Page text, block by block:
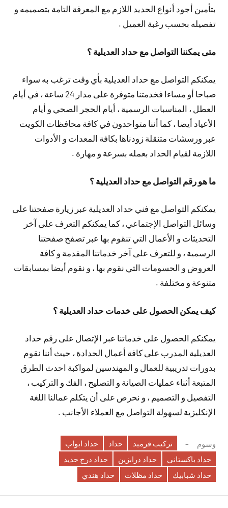
بتأمين أجود أنواع الحديد اللازم مع المعرفة التامة بتصميمه و
تفصيله بحسب رغبة العميل .
متى يمكننا التواصل مع حداد العديلية ؟
يمكنكم التواصل مع حداد العديلية بأي وقت ترغب به سواء
صباحا أو مساءا فخدمتنا متوفرة على مدار 24 ساعة ، في أيام
العطل ، المناسبات الرسمية ، أيام الحجر الصحي و أيام
الأعياد أيضا ، كما أننا متواحدون في كافة محافظات الكويت
عبر ورسشات متنقلة زودناها بكافة المعدات و الأدوات
اللازمة لقيام الحداد بعمله بسرعة و مهارة .
ما هو رقم التواصل مع حداد العديلية ؟
يمكنكم التواصل مع فني حداد العديلية عبر زيارة صفحتنا على
وسائل التواصل الإجتماعي ، كما يمكنكم التعرف على آخر
التحديثات و الأعمال التي تنقوم بها عبر تصفح صفحتنا
الرسمية ، و للتعرف على آخر خدماتنا المقدمة و كافة
العروض و الحسومات التي نقوم بها ، و نقوم أيضا بمسابقات
متنوعة و مختلفة .
كيف يمكن الحصول على خدمات حداد العديلية ؟
يمكنكم الحصول على خدماتنا عبر الإتصال على رقم حداد
العديلية المدرب على كافة أعمال الحدادة ، حيث أننا نقوم
بدورات تدريبية للعمال و المهندسين لمواكبة احدث الطرق
المتبعة أثناء عمليات الصيانة و التصليح ، الفك و التركيب ،
التفصيل و التصميم ، و نحرص على أن يتكلم عمالنا اللغة
الإنكليزية لسهولة التواصل مع العملاء الأجانب .
وسوم تركيب قرميد حداد
حداد ابواب
حداد باكستاني
حداد درابزين
حداد درج حديد
حداد شبابيك
حداد مظلات حداد هندي